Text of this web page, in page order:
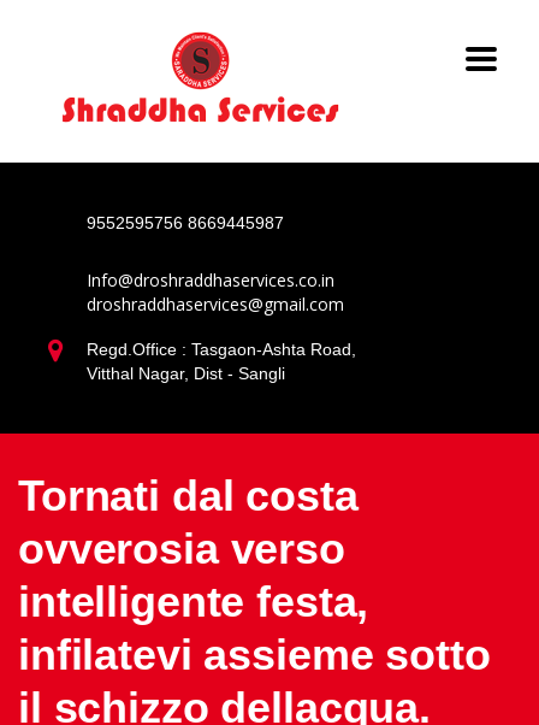
9552595756 8669445987
Info@droshraddhaservices.co.in
droshraddhaservices@gmail.com
Regd.Office : Tasgaon-Ashta Road,
Vitthal Nagar, Dist - Sangli
Tornati dal costa
ovverosia verso
intelligente festa,
infilatevi assieme sotto
il schizzo dellacqua.